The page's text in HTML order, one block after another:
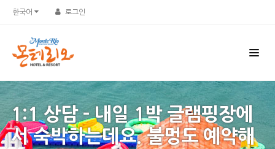
한국어 로그인
1:1 상담 - 내일 1박 글램핑장에
서 숙박하는데요. 불멍도 예약해